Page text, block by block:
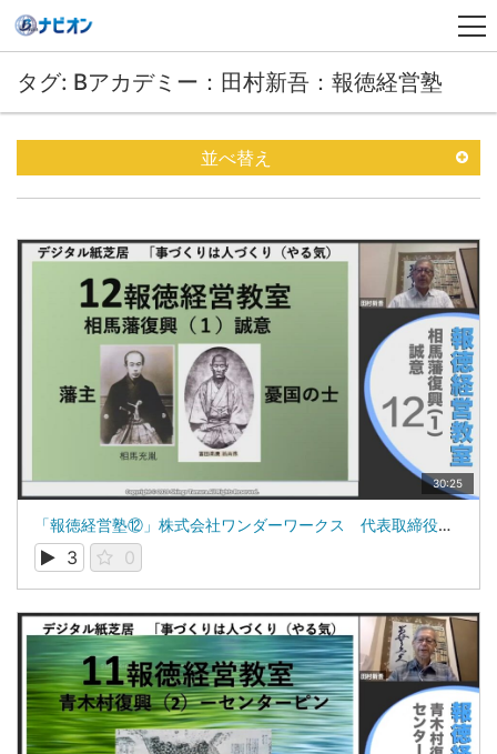
タグ: Bアカデミー：田村新吾：報徳経営塾
並べ替え
30:25
「報徳経営塾⑫」株式会社ワンダーワークス 代表取締役 田村新吾
3 0